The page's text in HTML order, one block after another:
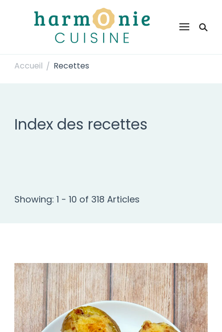
Harmonie Cuisine
Accueil / Recettes
Index des recettes
Showing: 1 - 10 of 318 Articles